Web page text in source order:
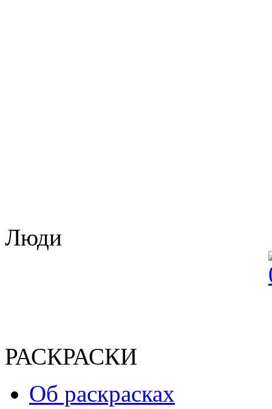
Люди
РАСКРАСКИ
Об раскрасках